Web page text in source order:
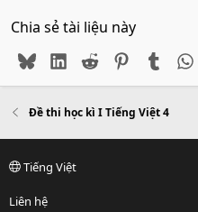
Chia sẻ tài liệu này
BlueskyLinkedIn
Reddit PinterestTumblr
Đề thi học kì I Tiếng Việt 4
Tiếng Việt
Liên hệ